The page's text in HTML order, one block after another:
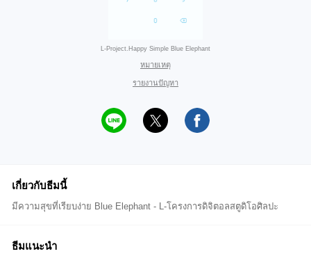
L-Project.Happy Simple Blue Elephant
หมายเหตุ
รายงานปัญหา
เกี่ยวกับธีมนี้
มีความสุขที่เรียบง่าย Blue Elephant - L-โครงการดิจิตอลสตูดิโอศิลปะ
ธีมแนะนำ